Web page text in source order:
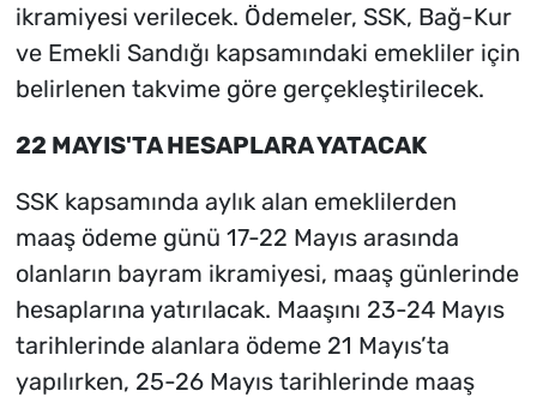
ikramiyesi verilecek. Ödemeler, SSK, Bağ-Kur
ve Emekli Sandığı kapsamındaki emekliler için
belirlenen takvime göre gerçekleştirilecek.
22 MAYIS'TA HESAPLARA YATACAK
SSK kapsamında aylık alan emeklilerden
maaş ödeme günü 17-22 Mayıs arasında
olanların bayram ikramiyesi, maaş günlerinde
hesaplarına yatırılacak. Maaşını 23-24 Mayıs
tarihlerinde alanlara ödeme 21 Mayıs’ta
yapılırken, 25-26 Mayıs tarihlerinde maaş